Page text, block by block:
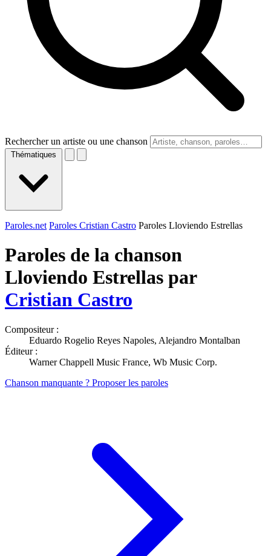
Rechercher un artiste ou une chanson
Thématiques
Paroles.net Paroles Cristian Castro Paroles Lloviendo Estrellas
Paroles de la chanson
Lloviendo Estrellas par
Cristian Castro
Compositeur :
Eduardo Rogelio Reyes Napoles, Alejandro Montalban
Éditeur :
Warner Chappell Music France, Wb Music Corp.
Chanson manquante ? Proposer les paroles